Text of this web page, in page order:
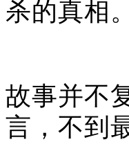
杀的真相。
故事并不
言，不到